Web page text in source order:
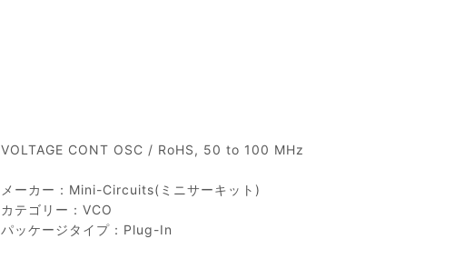
VOLTAGE CONT OSC / RoHS, 50 to 100 MHz
メーカー：Mini-Circuits(ミニサーキット)
カテゴリー：VCO
パッケージタイプ：Plug-In